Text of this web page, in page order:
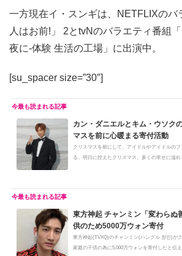
一方現在イ・スンギは、NETFLIXのバ
人はお前!」 2とtvNのバラエティ番組
夜に-体験 生活の工場」に出演中。
[su_spacer size=”30″]
カン・ダニエルとキム・ウソク
マスを前に心暖まる寄付活動
クリスマスを前にして、アイドルやアイドルの
る。明日に控えたクリスマス。多くの幸せに溢
東方神起 チャンミン「変わらぬ
供のため5000万ウォン寄付
東方神起(TVXQ)のチャンミン(ハングル 창민)が
家庭の子供の為に5,000万ウォンを寄付したと伝